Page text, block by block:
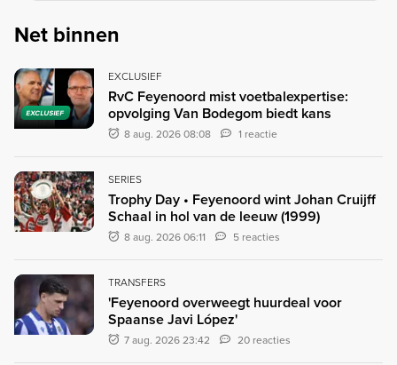
Net binnen
EXCLUSIEF
EXCLUSIEF
RvC Feyenoord mist voetbalexpertise:
opvolging Van Bodegom biedt kans
8 aug. 2026 08:08 1 reactie
SERIES
Trophy Day • Feyenoord wint Johan Cruijff
Schaal in hol van de leeuw (1999)
8 aug. 2026 06:11 5 reacties
TRANSFERS
'Feyenoord overweegt huurdeal voor
Spaanse Javi López'
7 aug. 2026 23:42 20 reacties